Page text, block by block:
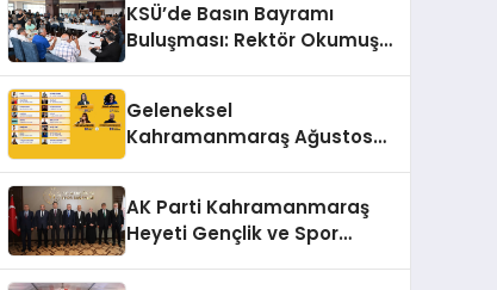
KSÜ’de Basın Bayramı
Buluşması: Rektör Okumuş
Geleneksel
Kahramanmaraş Ağustos
AK Parti Kahramanmaraş
Heyeti Gençlik ve Spor